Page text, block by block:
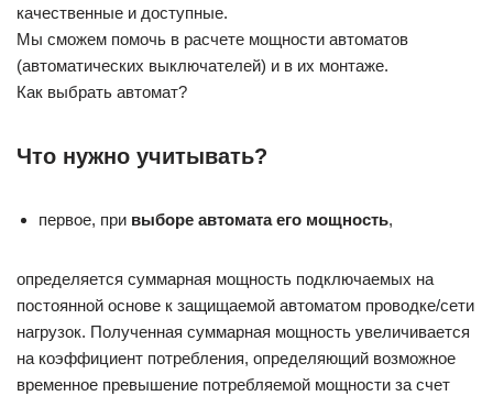
качественные и доступные.
Мы сможем помочь в расчете мощности автоматов
(автоматических выключателей) и в их монтаже.
Как выбрать автомат?
Что нужно учитывать?
первое, при выборе автомата его мощность,
определяется суммарная мощность подключаемых на
постоянной основе к защищаемой автоматом проводке/сети
нагрузок. Полученная суммарная мощность увеличивается
на коэффициент потребления, определяющий возможное
временное превышение потребляемой мощности за счет